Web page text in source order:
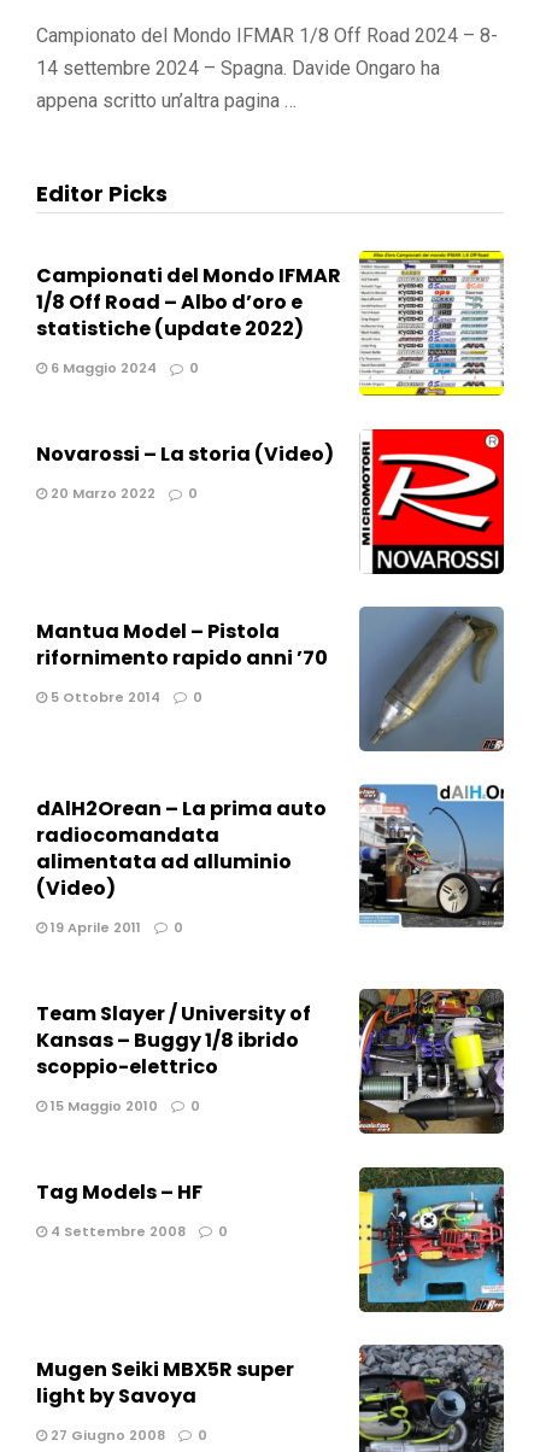
Campionato del Mondo IFMAR 1/8 Off Road 2024 – 8-
14 settembre 2024 – Spagna. Davide Ongaro ha
appena scritto un’altra pagina …
Editor Picks
Campionati del Mondo IFMAR
1/8 Off Road – Albo d’oro e
statistiche (update 2022)
6 Maggio 2024 0
Novarossi – La storia (Video)
20 Marzo 2022 0
Mantua Model – Pistola
rifornimento rapido anni ’70
5 Ottobre 2014 0
dAlH2Orean – La prima auto
radiocomandata
alimentata ad alluminio
(Video)
19 Aprile 2011 0
Team Slayer / University of
Kansas – Buggy 1/8 ibrido
scoppio-elettrico
15 Maggio 2010 0
Tag Models – HF
4 Settembre 2008 0
Mugen Seiki MBX5R super
light by Savoya
27 Giugno 2008 0